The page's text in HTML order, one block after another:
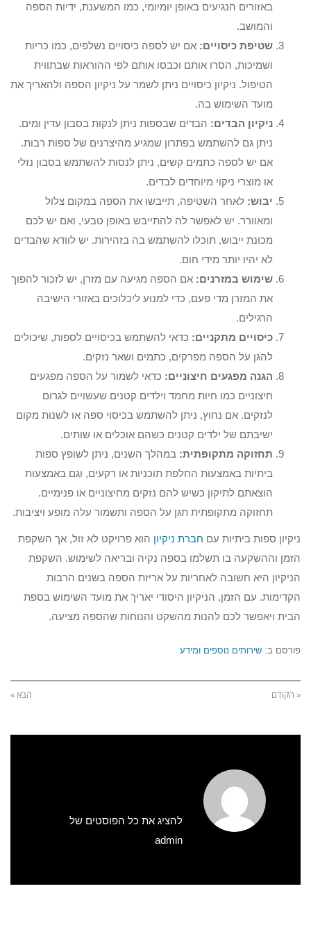
באזורים הנגיעים באופן יומיומי, כמו המשענת, ידיות הספה
והמושב.
שטיפת כיסויים: אם יש לספה כיסויים נשלפים, כמו כריות
ושמיכות, הסרו אותם וכבסו אותם לפי ההוראות שבתווית
הטיפול. ניקיון כיסויים ניתן לשמר על ניקיון הספה ולהאריך את
מועד השימוש בה.
ניקיון הבדים: הבדים שבספות ניתן לנקות בסבון עדין ומים.
ניתן גם להשתמש בפתרון שמגיע מהיצרנים של ספות רבות.
אם יש לספה כתמים קשים, ניתן לנסות להשתמש בסבון נזלי
או מוצרי ניקוי מיוחדים לבדים.
יבוש: לאחר השטיפה, תייבשו את הספה במקום צלול
ומאוורר. יש לאפשר לה להתייבש באופן טבעי, ואם יש לכם
מכונת ייבוש, תוכלו להשתמש בה בזהירות. יש לוודא שהבדים
לא יהיו יותר מידי חום.
שימוש במזרנים: אם הספה מגיעה עם מזרן, יש לזכור להפוך
את המזרן מדי פעם, כדי למנוע ליכלוכים באזורי הישיבה
הרגילים.
כיסויים מתקניים: כדאי להשתמש בכיסויים לספות, שיכולים
להגן על הספה מפרקים, כתמים ושאר נזקים.
הגנה מפגעים חיצוניים: כדאי לשמור על הספה מפגעים
חיצוניים כמו חיות מחמד וילדים קטנים שעשויים לגרום
לנזקים. אם נחוץ, ניתן להשתמש בכיסוי ספה או לשנות מקום
ישיבתם של ילדים קטנים כשהם אוכלים או שותים.
תחזוקה מתקופתית: במהלך השנים, ניתן לשופץ ספות
ביתיות באמצעות החלפת תוכניות או רקעים, וגם באמצעות
הוצאתם לתיקון כשיש להם נזקים מחיצוניים או פנימיים.
תחזוקה מתקופתית תגן על הספה ותשמור עלה מופע ויציבות.
ניקיון ספות ביתיות עם חברת ניקיון הוא פרויקט לא זול, אך השקפת
הזמן וההשקעה בו תשלמו בספה נקיה ובריאה לשימוש. השקפת
הניקיון היא חשובה לאחריות על אריזת הספה בשנים הרבות
הקדימות. עם הזמן, הניקיון היסודי יאריך את מועד השימוש בספת
הבית ויאפשר לכם להנות מהשקט והנוחות שהספה מציעה.
פורסם ב: שירותים נוספים ומידע
« הקודם הבא »
להציג את כל הפוסטים של
admin